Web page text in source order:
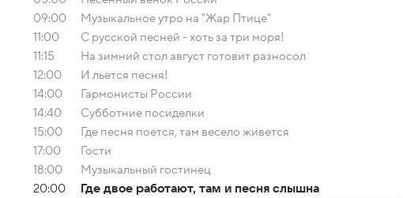
09:00
Музыкальное утро на "Жар Птице"
11:00
С русской песней - хоть за три моря!
11:15
На зимний стол август готовит разносол
12:00
И льется песня!
14:00
Гармонисты России
14:40
Субботние посиделки
15:00
Где песня поется, там весело живется
17:00
Гости
18:00
Музыкальный гостинец
20:00
Где двое работают, там и песня слышна